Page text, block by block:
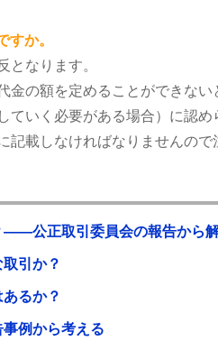
すか。
となります。
金の額を定めることができな
いく必要がある場合）に認
載しなければなりませんので
――公正取引委員会の報告から
引か？
るか？
例から考える